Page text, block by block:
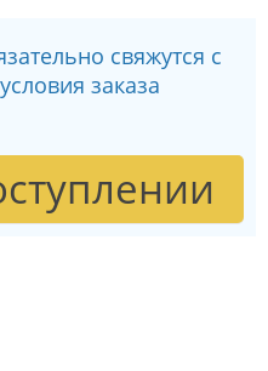
свяжутся с
заказа